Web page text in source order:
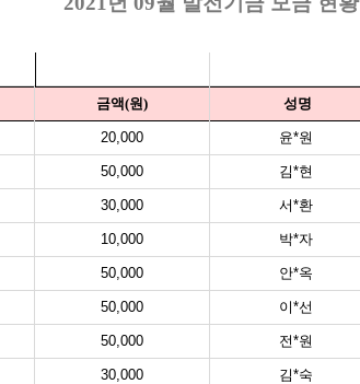
금액(원) 성명
20,000 윤*원
50,000 김*현
30,000 서*환
10,000 박*자
50,000 안*옥
50,000 이*선
50,000 전*원
30,000 김*숙